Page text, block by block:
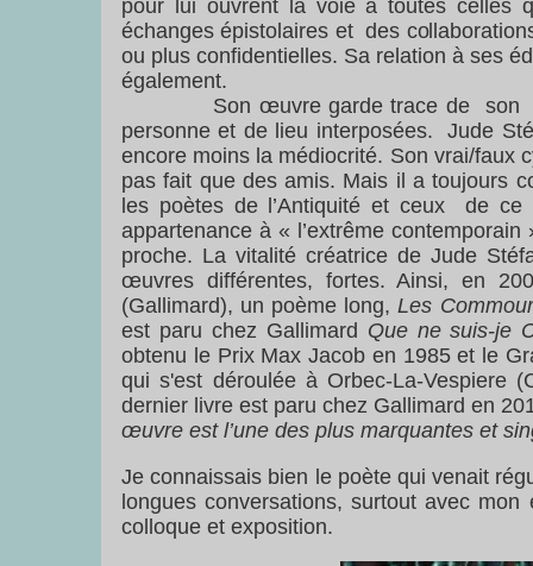
pour lui ouvrent la voie à toutes celles
échanges épistolaires et des
ou plus confidentielles. Sa relation à ses
également.
Son œuvre garde trace de son
personne et de lieu interposées. Jude
encore moins la médiocrité. Son vrai/faux
pas fait que des amis. Mais il a toujours
les poètes de l’Antiquité et ceux de
appartenance à « l’extrême
proche. La vitalité créatrice de Jude
œuvres différentes, fortes. Ainsi, en
(Gallimard), un poème long,Les
est paru chez Gallimard Que ne suis-je
obtenu le Prix Max Jacob en 1985 et le
qui s'est déroulée à Orbec-La-Vespiere
dernier livre est paru chez Gallimard en
œuvre est l’une des plus marquantes et
Je connaissais bien le poète qui venait
longues conversations, surtout avec
colloque et exposition.